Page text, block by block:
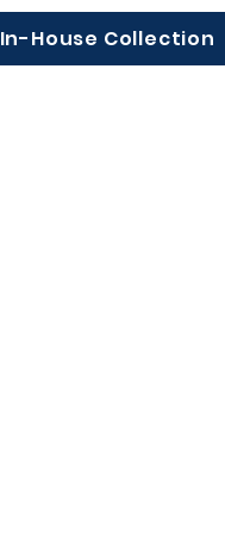
In-House Collection